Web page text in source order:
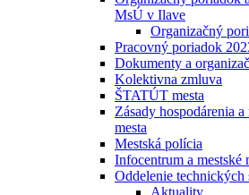
MsÚ v Ilave
Organizačný
Pracovný poriadok
Dokumenty a
Kolektivna zmluva
ŠTATÚT mesta
Zásady hospodárenia
mesta
Mestská polícia
Infocentrum a mestské
Oddelenie
Aktuality